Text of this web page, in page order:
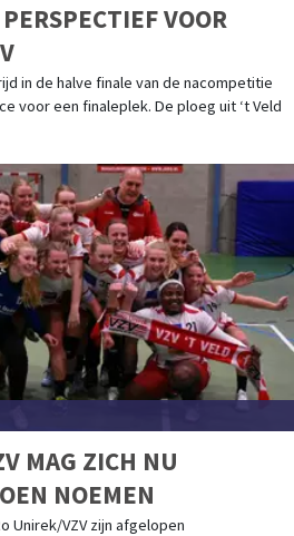
VOOR
in de halve finale van de nacompetitie
voor een finaleplek. De ploeg uit ‘t Veld
MAG ZICH NU
NOEMEN
Unirek/VZV zijn afgelopen